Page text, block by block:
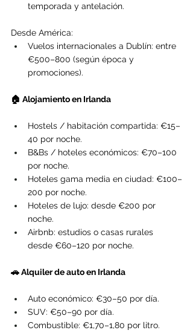
temporada y antelación.
Desde América:
Vuelos internacionales a Dublín: entre
€500–800 (según época y
promociones).
🏠 Alojamiento en Irlanda
Hostels / habitación compartida: €15–
40 por noche.
B&Bs / hoteles económicos: €70–100
por noche.
Hoteles gama media en ciudad: €100–
200 por noche.
Hoteles de lujo: desde €200 por
noche.
Airbnb: estudios o casas rurales
desde €60–120 por noche.
🚗 Alquiler de auto en Irlanda
Auto económico: €30–50 por día.
SUV: €50–90 por día.
Combustible: €1,70–1,80 por litro.